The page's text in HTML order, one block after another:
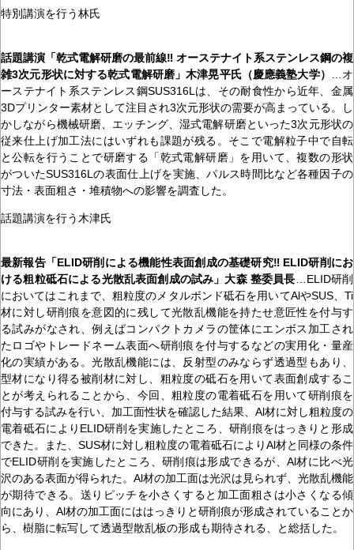
特別講演を行う林氏
話題講演「乾式電解研磨の最前線‼ オーステナイト系ステンレス鋼の複
雑3次元形状に対する乾式電解研磨」木津晃平氏（慶應義塾大学）
…オ
ーステナイト系ステンレス鋼SUS316Lは、その耐食性から近年、金属
3Dプリンター素材として注目され3次元形状の需要が高まっている。し
かしながら機械研磨、エッチング、湿式電解研磨といった3次元形状の
従来仕上げ加工法にはいずれも課題が残る。そこで電解粒子中で自転
と公転を行うことで研磨する「乾式電解研磨」を用いて、複数の形状
がついたSUS316Lの表面仕上げを実施、パルス時間比など各種因子の
寸法・表面粗さ・堆積物への影響を調査した。
話題講演を行う木津氏
最新報告「ELID研削による機能性表面創成の基礎研究‼ ELID研削にお
ける粗粒砥石による光散乱表面創成の試み」大森 整委員長 …ELID研削
においてはこれまで、粗粒度のメタルボンド砥石を用いてAlやSUS、Ti
材に対し研削痕を意図的に残して光散乱機能を持たせ意匠性を付与す
る試みがなされ、例えばコンパクトカメラの筐体にエンボス加工され
たロゴやトレードネーム表面へ研削痕を付与するなどの実用化・量産
化の実績がある。光散乱機能には、反射型のみならず透過型もあり、
型材になり得る被削材に対し、粗粒度の砥石を用いて表面創成するこ
とが考えられることから、今回、粗粒度の電着砥石を用いて研削痕を
付与する試みを行い、加工面性状を確認した結果、Al材に対し粗粒度の
電着砥石によりELID研削を実施したところ、研削痕をはっきりと形成
できた。また、SUS材に対し粗粒度の電着砥石によりAl材と同様の条件
でELID研削を実施したところ、研削痕は形成できるが、Al材に比べ光
沢のある表面が得られた。Al材の加工面は光沢は見られず、光散乱機能
が期待できる。送りピッチを小さくすると加工面粗さは小さくなる傾
向にあり、Al材の加工面にははっきりと研削痕が形成されていることか
ら、樹脂に転写して透過型散乱板の形成も期待される、と総括した。